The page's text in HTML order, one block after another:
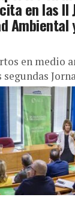
en las II
Ambiental
en medio
y
de...